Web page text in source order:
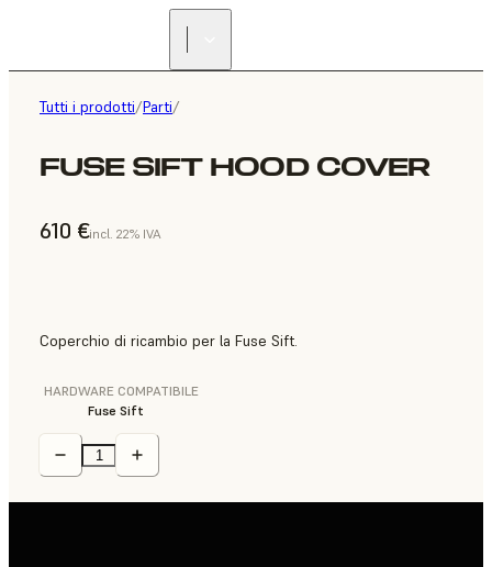
Tutti i prodotti/Parti/
FUSE SIFT HOOD COVER
610 €incl. 22% IVA
Coperchio di ricambio per la Fuse Sift.
HARDWARE COMPATIBILE
Fuse Sift